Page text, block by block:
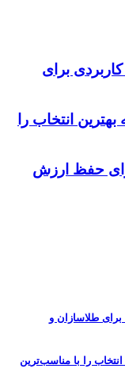
برای
انتخاب را
حفظ ارزش
برای طلاسازان و
را با مناسب‌ترین